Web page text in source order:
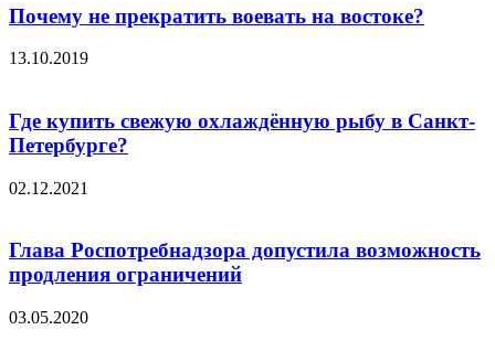
Почему не прекратить воевать на востоке?
13.10.2019
Где купить свежую охлаждённую рыбу в Санкт-
Петербурге?
02.12.2021
Глава Роспотребнадзора допустила возможность
продления ограничений
03.05.2020